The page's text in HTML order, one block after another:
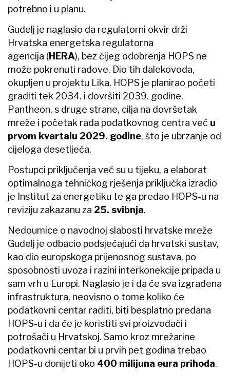
potrebno i u planu.
Gudelj je naglasio da regulatorni okvir drži
Hrvatska energetska regulatorna
agencija (HERA), bez čijeg odobrenja HOPS ne
može pokrenuti radove. Dio tih dalekovoda,
okupljen u projektu Lika, HOPS je planirao početi
graditi tek 2034. i dovršiti 2039. godine.
Pantheon, s druge strane, cilja na dovršetak
mreže i početak rada podatkovnog centra već u
prvom kvartalu 2029. godine, što je ubrzanje od
cijeloga desetljeća.
Postupci priključenja već su u tijeku, a elaborat
optimalnoga tehničkog rješenja priključka izradio
je Institut za energetiku te ga predao HOPS-u na
reviziju zakazanu za 25. svibnja.
Nedoumice o navodnoj slabosti hrvatske mreže
Gudelj je odbacio podsjećajući da hrvatski sustav,
kao dio europskoga prijenosnog sustava, po
sposobnosti uvoza i razini interkonekcije pripada u
sam vrh u Europi. Naglasio je i da će sva izgrađena
infrastruktura, neovisno o tome koliko će
podatkovni centar raditi, biti besplatno predana
HOPS-u i da će je koristiti svi proizvođači i
potrošači u Hrvatskoj. Samo kroz mrežarine
podatkovni centar bi u prvih pet godina trebao
HOPS-u donijeti oko 400 milijuna eura prihoda.